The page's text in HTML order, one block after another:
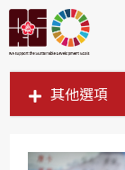
其他選項